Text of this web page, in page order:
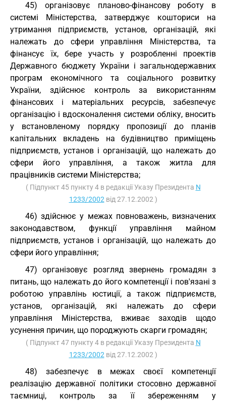
45) організовує планово-фінансову роботу в
системі Міністерства, затверджує кошториси на
утримання підприємств, установ, організацій, які
належать до сфери управління Міністерства, та
фінансує їх, бере участь у розробленні проектів
Державного бюджету України і загальнодержавних
програм економічного та соціального розвитку
України, здійснює контроль за використанням
фінансових і матеріальних ресурсів, забезпечує
організацію і вдосконалення системи обліку, вносить
у встановленому порядку пропозиції до планів
капітальних вкладень на будівництво приміщень
підприємств, установ і організацій, що належать до
сфери його управління, а також житла для
працівників системи Міністерства;
( Підпункт 45 пункту 4 в редакції Указу Президента N
1233/2002 від 27.12.2002 )
46) здійснює у межах повноважень, визначених
законодавством, функції управління майном
підприємств, установ і організацій, що належать до
сфери його управління;
47) організовує розгляд звернень громадян з
питань, що належать до його компетенції і пов'язані з
роботою управлінь юстиції, а також підприємств,
установ, організацій, які належать до сфери
управління Міністерства, вживає заходів щодо
усунення причин, що породжують скарги громадян;
( Підпункт 47 пункту 4 в редакції Указу Президента N
1233/2002 від 27.12.2002 )
48) забезпечує в межах своєї компетенції
реалізацію державної політики стосовно державної
таємниці, контроль за її збереженням у